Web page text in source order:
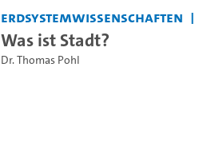
Erdsystemwissenschaften
Was ist Stadt?
Dr. Thomas Pohl